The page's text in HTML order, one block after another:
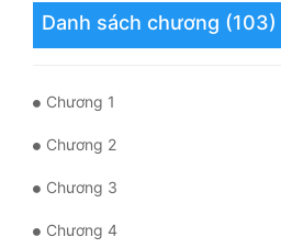
Phong Thủy - Tâm Linh
Phản Phái
Quan Trường
Quân Sự
Sảng Văn
Danh sách chương (103)
Chương 1
Chương 2
Chương 3
Chương 4